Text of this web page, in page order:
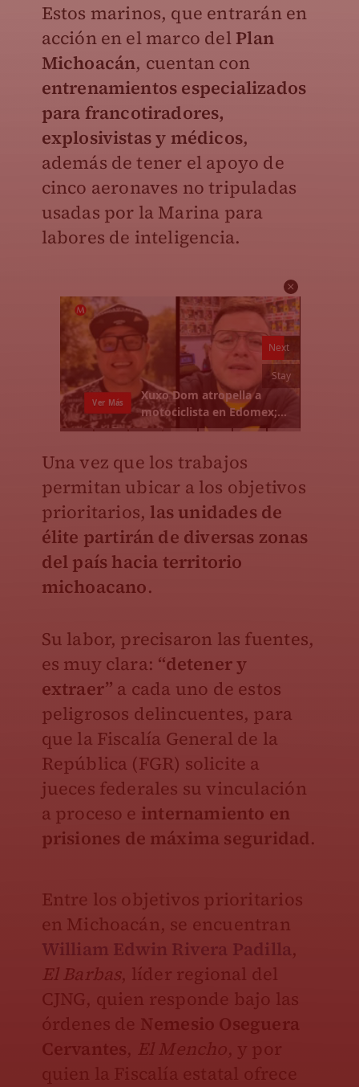
Estos marinos, que entrarán en
acción en el marco del Plan
Michoacán, cuentan con
entrenamientos especializados
para francotiradores,
explosivistas y médicos,
además de tener el apoyo de
cinco aeronaves no tripuladas
usadas por la Marina para
labores de inteligencia.
Una vez que los trabajos
permitan ubicar a los objetivos
prioritarios, las unidades de
élite partirán de diversas zonas
del país hacia territorio
michoacano.
Su labor, precisaron las fuentes,
es muy clara: “detener y
extraer” a cada uno de estos
peligrosos delincuentes, para
que la Fiscalía General de la
República (FGR) solicite a
jueces federales su vinculación
a proceso e internamiento en
prisiones de máxima seguridad.
Entre los objetivos prioritarios
en Michoacán, se encuentran
William Edwin Rivera Padilla,
El Barbas, líder regional del
CJNG, quien responde bajo las
órdenes de Nemesio Oseguera
Cervantes, El Mencho, y por
quien la Fiscalía estatal ofrece